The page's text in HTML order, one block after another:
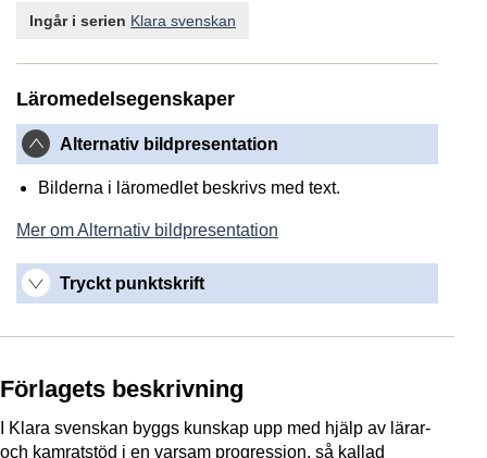
Ingår i serien Klara svenskan
Läromedelsegenskaper
Alternativ bildpresentation
Bilderna i läromedlet beskrivs med text.
Mer om Alternativ bildpresentation
Tryckt punktskrift
Förlagets beskrivning
I Klara svenskan byggs kunskap upp med hjälp av lärar-
och kamratstöd i en varsam progression, så kallad